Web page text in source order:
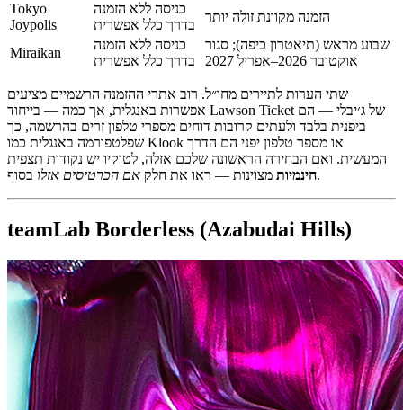
Tokyo
Joypolis
כניסה ללא הזמנה
בדרך כלל אפשרית
הזמנה מקוונת זולה יותר
Miraikan
כניסה ללא הזמנה
בדרך כלל אפשרית
שבוע מראש (תיאטרון כיפה); סגור
אוקטובר 2026–אפריל 2027
שתי הערות לתיירים מחו״ל. רוב אתרי ההזמנה הרשמיים מציעים
אפשרות באנגלית, אך כמה — בייחוד Lawson Ticket של ג׳יבלי — הם
ביפנית בלבד ולעתים קרובות דוחים מספרי טלפון זרים בהרשמה, כך
שפלטפורמה באנגלית כמו Klook או מספר טלפון יפני הם הדרך
המעשית. ואם הבחירה הראשונה שלכם אזלה, לטוקיו יש נקודות תצפית
חינמיות מצוינות — ראו את חלק אם הכרטיסים אזלו בסוף.
teamLab Borderless (Azabudai Hills)